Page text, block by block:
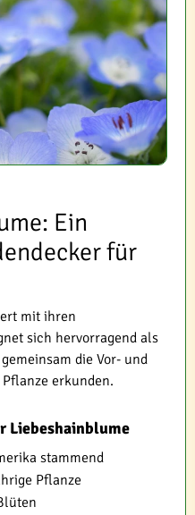
Ein
für
mit ihren
sich hervorragend als
die Vor- und
erkunden.
Liebeshainblume
stammend
Pflanze